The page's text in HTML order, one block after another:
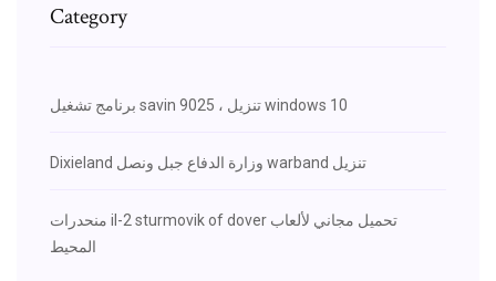
Category
برنامج تشغيل savin 9025 ، تنزيل windows 10
Dixieland وزارة الدفاع جبل ونصل warband تنزيل
منحدرات il-2 sturmovik of dover تحميل مجاني لألعاب
المحيط